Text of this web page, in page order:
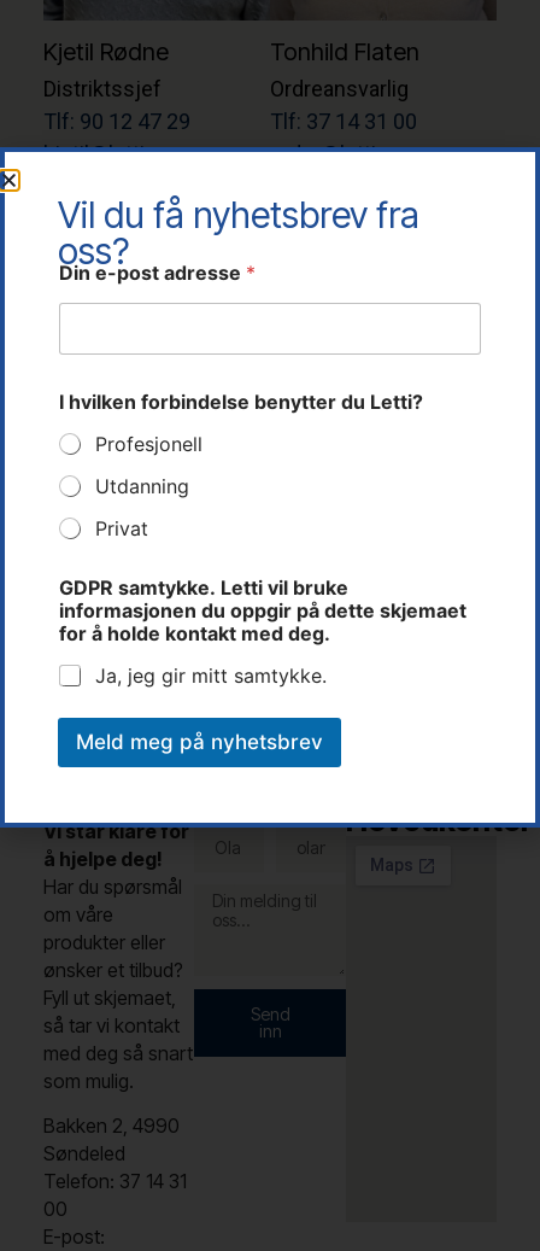
Kjetil Rødne
Distriktssjef
Tlf: 90 12 47 29
kjetil@letti.no
Tonhild Flaten
Ordreansvarlig
Tlf: 37 14 31 00
ordre@letti.no
Rune Dalen
Teknisk Leder
Tlf: 37 14 31 00
rune@letti.no
Kontakt
Vi står klare for
å hjelpe deg!
Har du spørsmål
om våre
produkter eller
ønsker et tilbud?
Fyll ut skjemaet,
så tar vi kontakt
med deg så snart
som mulig.
Bakken 2, 4990
Søndeled
Telefon: 37 14 31
00
E-post:
Send
inn
Hovedkontor
Vil du få nyhetsbrev fra
oss?
Din e-post adresse *
e
t
t
i
G
D
P
v
i
l
I hvilken forbindelse benytter du Letti?
Profesjonell
Utdanning
Privat
GDPR samtykke. Letti vil bruke
informasjonen du oppgir på dette skjemaet
for å holde kontakt med deg.
Ja, jeg gir mitt samtykke.
Meld meg på nyhetsbrev